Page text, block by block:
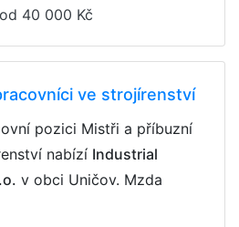
od 40 000 Kč
ve strojírenství
pozici Mistři a příbuzní
nabízí Industrial
v obci Uničov. Mzda